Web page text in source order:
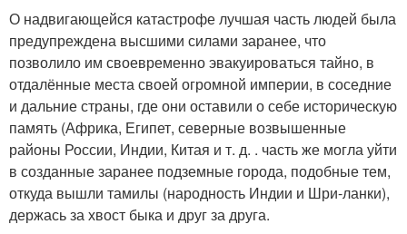
О надвигающейся катастрофе лучшая часть людей была
предупреждена высшими силами заранее, что
позволило им своевременно эвакуироваться тайно, в
отдалённые места своей огромной империи, в соседние
и дальние страны, где они оставили о себе историческую
память (Африка, Египет, северные возвышенные
районы России, Индии, Китая и т. д. . часть же могла уйти
в созданные заранее подземные города, подобные тем,
откуда вышли тамилы (народность Индии и Шри-ланки),
держась за хвост быка и друг за друга.